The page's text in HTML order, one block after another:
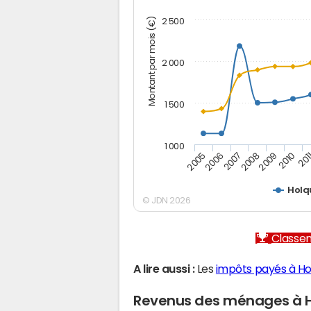
Montant par mois (€)
200520062007200820092010
1 000
1 500
2 000
2 500
© JDN 2026
A lire aussi :Les impôts payés à
Revenus des ménages à